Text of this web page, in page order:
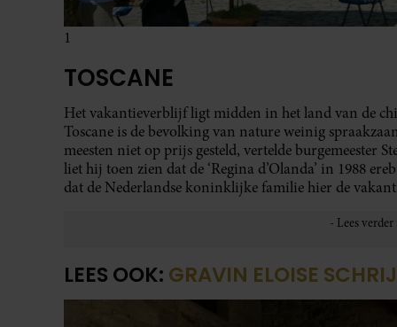
1
TOSCANE
Het vakantieverblijf ligt midden in het land van de
Toscane is de bevolking van nature weinig
meesten niet op prijs gesteld, vertelde burgemeester
liet hij toen zien dat de ‘Regina d’Olanda’ in 1988
dat de Nederlandse koninklijke familie hier de
LEES OOK: GRAVIN ELOISE